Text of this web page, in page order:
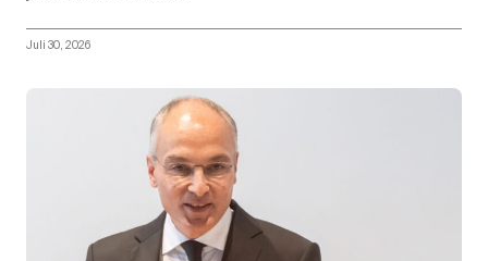
Juli 30, 2026